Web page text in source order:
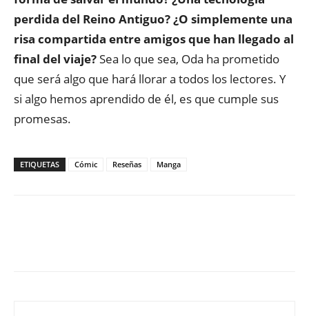
perdida del Reino Antiguo? ¿O simplemente una
risa compartida entre amigos que han llegado al
final del viaje?Sea lo que sea, Oda ha prometido
que será algo que hará llorar a todos los lectores. Y
si algo hemos aprendido de él, es que cumple sus
promesas.
ETIQUETAS Cómic Reseñas Manga